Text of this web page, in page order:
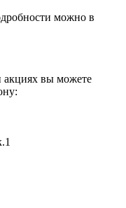
можно в
акциях вы можете